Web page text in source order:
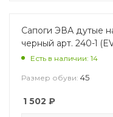
Сапоги ЭВА дутые
черный арт. 240-1
Есть в наличии: 14
Размер обуви: 45
1 502 ₽